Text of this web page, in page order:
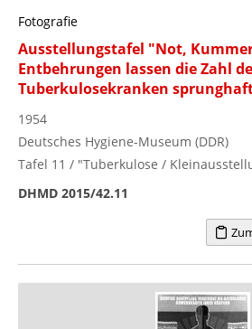
Fotografie
Ausstellungstafel "Not,
Entbehrungen lassen die Zahl
Tuberkulosekranken
1954
Deutsches Hygiene-Museum (DDR)
Tafel 11 / "Tuberkulose /
DHMD 2015/42.11